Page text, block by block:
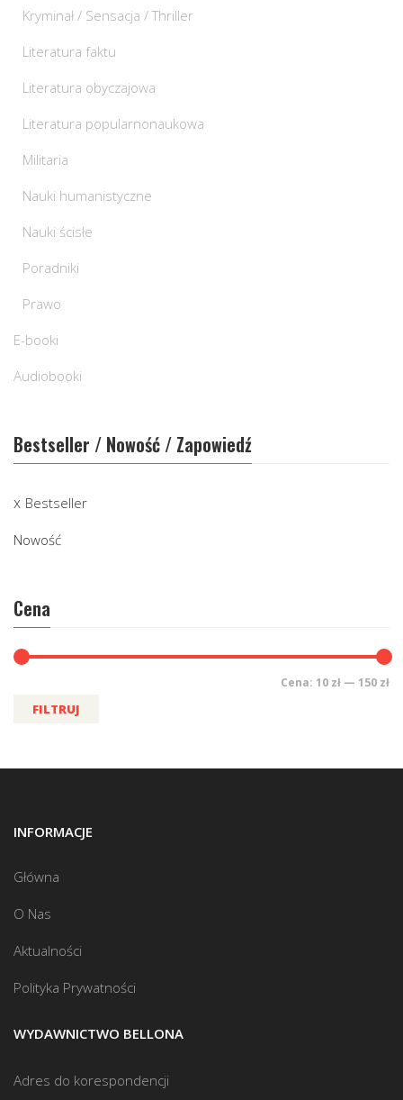
Kryminał / Sensacja / Thriller
Literatura faktu
Literatura obyczajowa
Literatura popularnonaukowa
Militaria
Nauki humanistyczne
Nauki ścisłe
Poradniki
Prawo
E-booki
Audiobooki
Bestseller / Nowość / Zapowiedź
Bestseller
Nowość
Cena
FILTRUJ
Cena: 10 zł — 150 zł
INFORMACJE
Główna
O Nas
Aktualności
Polityka Prywatności
WYDAWNICTWO BELLONA
Adres do korespondencji